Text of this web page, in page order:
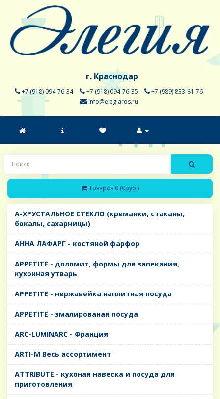
г. Краснодар
+7 (918) 094-76-34 +7 (918) 094-76-35
+7 (989) 833-81-76
info@elegiaros.ru
Товаров 0 (0руб.)
A-ХРУСТАЛЬНОЕ СТЕКЛО (креманки, стаканы,
бокалы, сахарницы)
AHHA ЛАФАРГ - костяной фарфор
APPETITE - доломит, формы для запекания,
кухонная утварь
APPETITE - нержавейка наплитная посуда
APPETITE - эмалированая посуда
ARC-LUMINARC - Франция
ARTI-M Весь ассортимент
ATTRIBUTE - кухоная навеска и посуда для
приготовления